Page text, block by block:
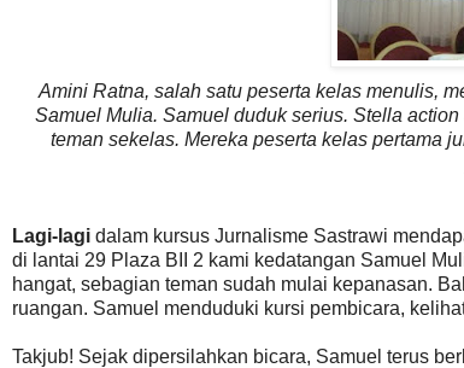
Amini Ratna, salah satu peserta kelas menulis,
Samuel Mulia. Samuel duduk serius. Stella
teman sekelas. Mereka peserta kelas pertama
Lagi-lagi dalam kursus Jurnalisme Sastrawi
di lantai 29 Plaza BII 2 kami kedatangan Samuel
hangat, sebagian teman sudah mulai kepanasan.
ruangan. Samuel menduduki kursi pembicara,
Takjub! Sejak dipersilahkan bicara, Samuel terus